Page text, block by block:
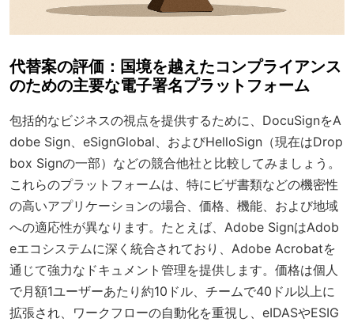
代替案の評価：国境を越えたコンプライアンス
のための主要な電子署名プラットフォーム
包括的なビジネスの視点を提供するために、DocuSignをA
dobe Sign、eSignGlobal、およびHelloSign（現在はDrop
box Signの一部）などの競合他社と比較してみましょう。
これらのプラットフォームは、特にビザ書類などの機密性
の高いアプリケーションの場合、価格、機能、および地域
への適応性が異なります。たとえば、Adobe SignはAdob
eエコシステムに深く統合されており、Adobe Acrobatを
通じて強力なドキュメント管理を提供します。価格は個人
で月額1ユーザーあたり約10ドル、チームで40ドル以上に
拡張され、ワークフローの自動化を重視し、eIDASやESIG